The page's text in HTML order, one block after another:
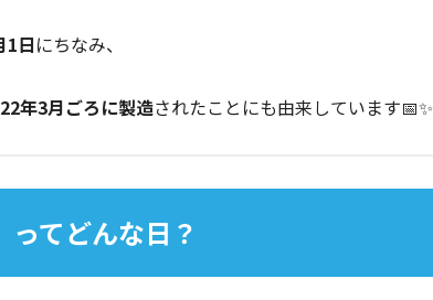
1日にちなみ、
年3月ごろに製造されたことにも由来しています📅✨
てどんな日？